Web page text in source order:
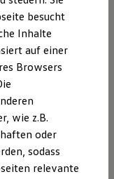
über
werden.
bereit noch dazu
besucht
Inhalte
auf einer
Browsers
wie z.B.
oder
sodass
relevante